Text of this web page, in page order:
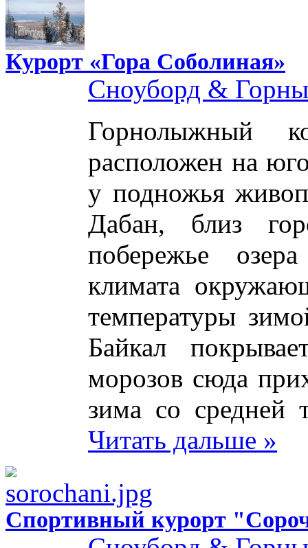
Курорт «Гора Соболиная»
Сноуборд &
Горнолыжный
расположен на
у подножья
Дабан, близ
побережье
климата
температуры
Байкал
морозов сюда
зима со средней
Читать дальше »
Спортивный курорт